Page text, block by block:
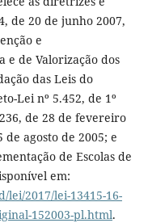
de 20 de junho 2007,
e
e de Valorização dos
das Leis do
Lei nº 5.452, de 1º
de 28 de fevereiro
de agosto de 2005; e
de Escolas de
em:
2017/lei-13415-16-
152003-pl.html.